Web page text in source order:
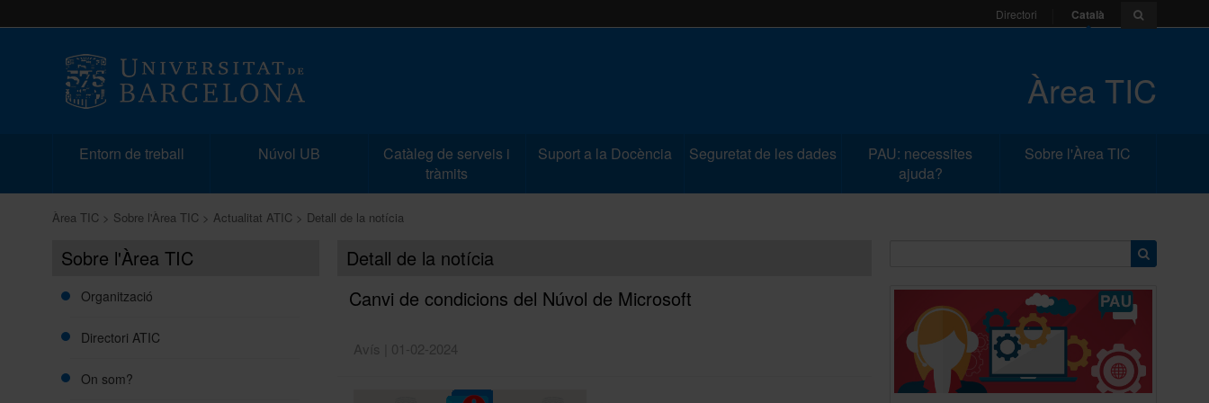
Directori Català
Àrea TIC
Entorn de treball Núvol UB
Catàleg de serveis i
tràmits
Suport a la Docència Seguretat de les dades
PAU: necessites
ajuda?
Sobre l'Àrea TIC
Àrea TIC Sobre l'Àrea TIC Actualitat ATIC Detall de la notícia
Sobre l'Àrea TIC
Organització
Directori ATIC
On som?
Detall de la notícia
Canvi de condicions del Núvol de Microsoft
Avís | 01-02-2024